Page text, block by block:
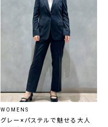
WOMENS
グレー×パステルで魅せる大人